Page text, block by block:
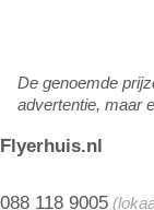
Flyerhuis.nl
088 118 9005
De genoemde
advertentie, maar